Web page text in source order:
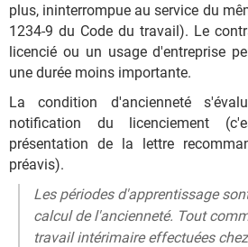
plus, ininterrompue au service du
1234-9 du Code du travail). Le
licencié ou un usage d'entreprise
une durée moins importante.
La condition d'ancienneté
notification du licenciement
présentation de la lettre
préavis).
Les périodes d'apprentissage
calcul de l'ancienneté. Tout
travail intérimaire effectuées